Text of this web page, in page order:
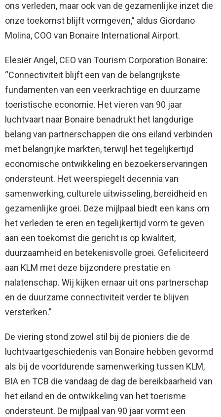
ons verleden, maar ook van de gezamenlijke inzet die
onze toekomst blijft vormgeven,” aldus Giordano
Molina, COO van Bonaire International Airport.
Elesiër Angel, CEO van Tourism Corporation Bonaire:
“Connectiviteit blijft een van de belangrijkste
fundamenten van een veerkrachtige en duurzame
toeristische economie. Het vieren van 90 jaar
luchtvaart naar Bonaire benadrukt het langdurige
belang van partnerschappen die ons eiland verbinden
met belangrijke markten, terwijl het tegelijkertijd
economische ontwikkeling en bezoekerservaringen
ondersteunt. Het weerspiegelt decennia van
samenwerking, culturele uitwisseling, bereidheid en
gezamenlijke groei. Deze mijlpaal biedt een kans om
het verleden te eren en tegelijkertijd vorm te geven
aan een toekomst die gericht is op kwaliteit,
duurzaamheid en betekenisvolle groei. Gefeliciteerd
aan KLM met deze bijzondere prestatie en
nalatenschap. Wij kijken ernaar uit ons partnerschap
en de duurzame connectiviteit verder te blijven
versterken.”
De viering stond zowel stil bij de pioniers die de
luchtvaartgeschiedenis van Bonaire hebben gevormd
als bij de voortdurende samenwerking tussen KLM,
BIA en TCB die vandaag de dag de bereikbaarheid van
het eiland en de ontwikkeling van het toerisme
ondersteunt. De mijlpaal van 90 jaar vormt een